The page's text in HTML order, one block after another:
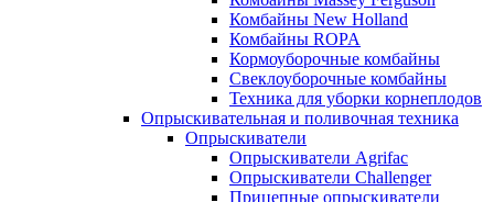
Комбайны New Holland
Комбайны ROPA
Кормоуборочные комбайны
Свеклоуборочные комбайны
Техника для уборки корнеплодов
Опрыскивательная и поливочная техника
Опрыскиватели
Опрыскиватели Agrifac
Опрыскиватели Challenger
Прицепные опрыскиватели